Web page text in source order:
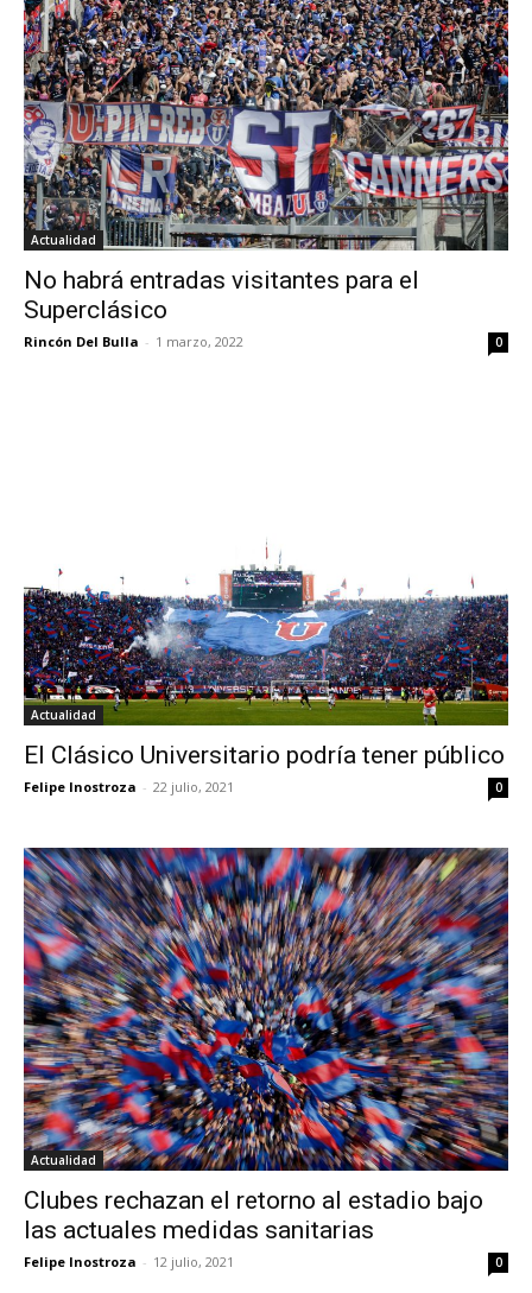
Actualidad
No habrá entradas visitantes para el
Superclásico
Rincón Del Bulla - 1 marzo, 2022 0
Actualidad
El Clásico Universitario podría tener público
Felipe Inostroza - 22 julio, 2021 0
Actualidad
Clubes rechazan el retorno al estadio bajo
las actuales medidas sanitarias
Felipe Inostroza - 12 julio, 2021 0